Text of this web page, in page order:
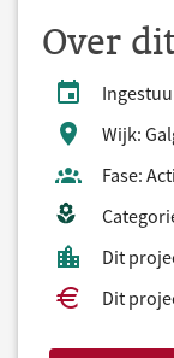
Over
Wijk:
Fase:
Dit
Dit